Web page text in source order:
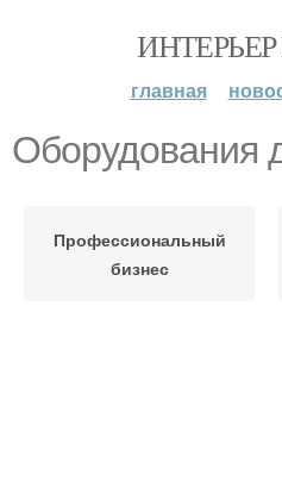
главная
Оборудования
Профессиональный
бизнес